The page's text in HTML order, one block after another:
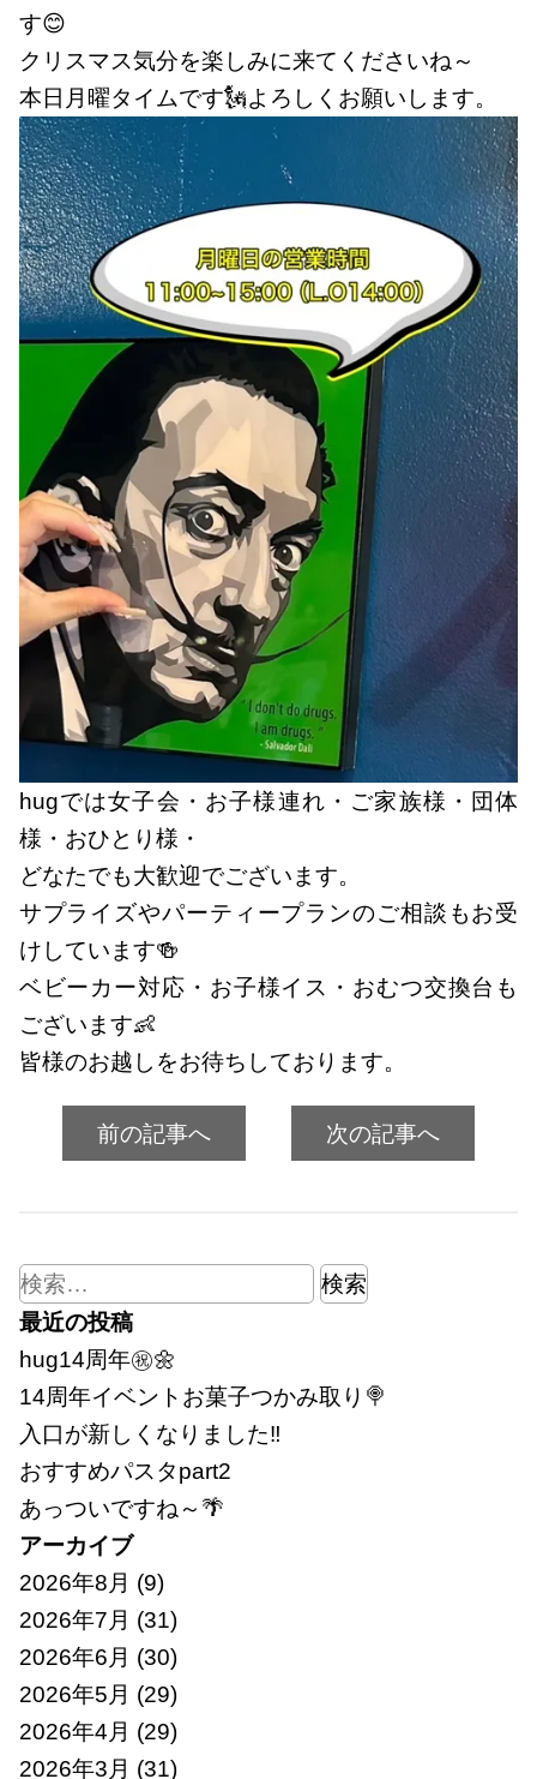
す😊
クリスマス気分を楽しみに来てくださいね～
本日月曜タイムです🗽よろしくお願いします。
hugでは女子会・お子様連れ・ご家族様・団体
様・おひとり様・
どなたでも大歓迎でございます。
サプライズやパーティープランのご相談もお受
けしています🍻
ベビーカー対応・お子様イス・おむつ交換台も
ございます👶
皆様のお越しをお待ちしております。
前の記事へ 次の記事へ
検
索:
最近の投稿
hug14周年㊗🌼
14周年イベントお菓子つかみ取り🍭
入口が新しくなりました‼
おすすめパスタpart2
あっついですね～🌴
アーカイブ
2026年8月 (9)
2026年7月 (31)
2026年6月 (30)
2026年5月 (29)
2026年4月 (29)
2026年3月 (31)